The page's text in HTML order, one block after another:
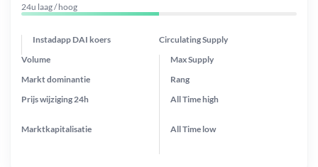
24u laag / hoog
Instadapp DAI koers Circulating Supply
Prijs wijziging 24h
Max Supply
Markt dominantie
Marktkapitalisatie
Volume
Rang
All Timehigh
All Time low